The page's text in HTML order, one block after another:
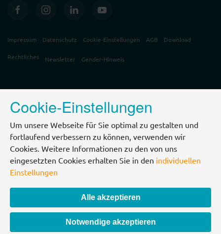
Impressum Datenschutz Cookie-Einstellungen AGB Download
Rechtliches Newsletter Gender-Hinweis
Cookie-Einstellungen
Um unsere Webseite für Sie optimal zu gestalten und
fortlaufend verbessern zu können, verwenden wir
Cookies. Weitere Informationen zu den von uns
eingesetzten Cookies erhalten Sie in den individuellen
Einstellungen
Alle akzeptieren
Notwendige akzeptieren